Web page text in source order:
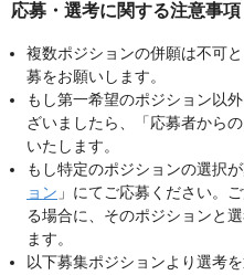
応募・選考に関する注意事項
複数ポジションの併願は不可
募をお願いします。
もし第一希望のポジション以
ざいましたら、「応募者から
いたします。
もし特定のポジションの選択
ョン 」にてご応募ください。
る場合に、そのポジションと
ます。
以下募集ポジションより選考